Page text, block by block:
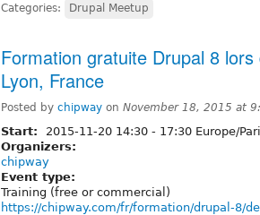
Categories: Drupal Meetup
Formation gratuite Drupal 8
Lyon, France
Posted by chipway on November 18, 2015 at
Start: 2015-11-20 14:30 - 17:30 Europe/
Organizers:
chipway
Event type:
Training (free or commercial)
https://chipway.com/fr/formation/drupal-8/